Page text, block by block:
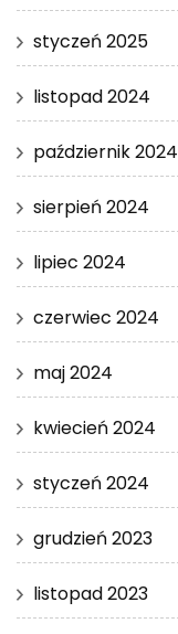
styczeń 2025
listopad 2024
październik 2024
sierpień 2024
lipiec 2024
czerwiec 2024
maj 2024
kwiecień 2024
styczeń 2024
grudzień 2023
listopad 2023